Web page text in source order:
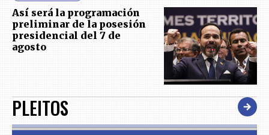
Así será la programación
preliminar de la posesión
presidencial del 7 de
agosto
PLEITOS